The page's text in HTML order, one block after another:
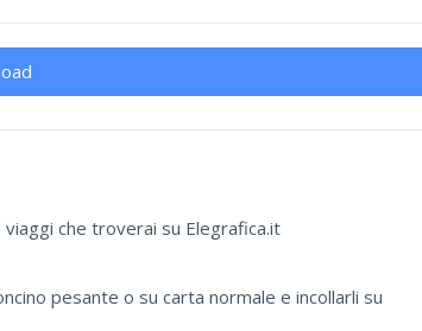
che troverai su Elegrafica.it
pesante o su carta normale e incollarli su